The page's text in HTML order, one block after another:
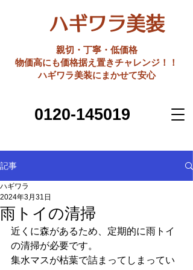
ハギワラ美装
親切・丁寧・低価格
​物価高にも価格据え置きチャレンジ！！
ハギワラ美装にまかせて安心
0120-145019
記事
雨トイの清掃
ハギワラ
2024年3月31日
近くに森があるため、定期的に雨トイ
の清掃が必要です。
集水マスが枯葉で詰まってしまってい